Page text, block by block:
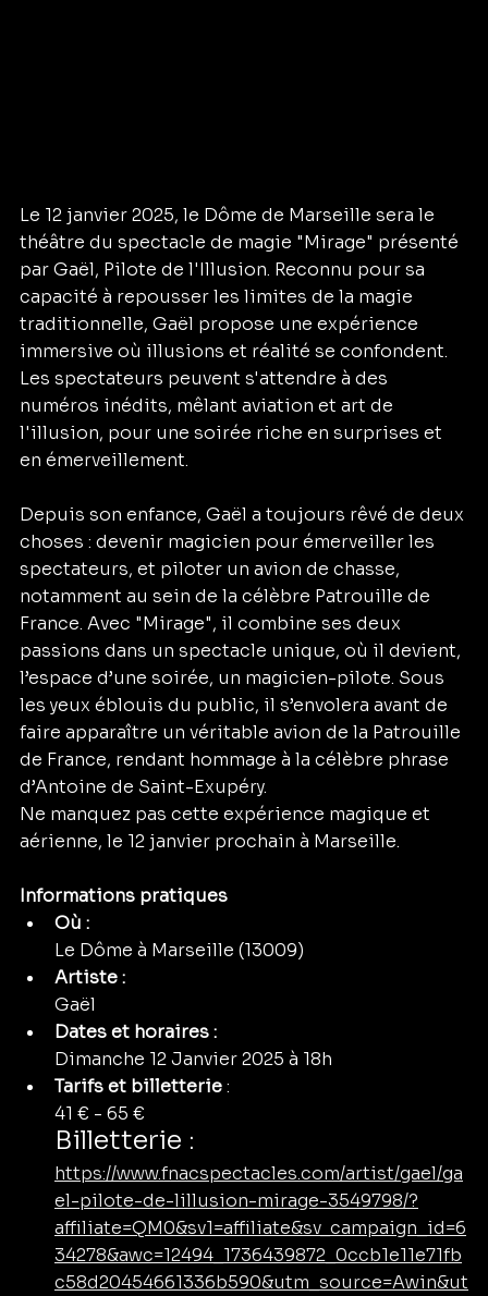
Le 12 janvier 2025, le Dôme de Marseille sera le
théâtre du spectacle de magie "Mirage" présenté
par Gaël, Pilote de l'Illusion. Reconnu pour sa
capacité à repousser les limites de la magie
traditionnelle, Gaël propose une expérience
immersive où illusions et réalité se confondent.
Les spectateurs peuvent s'attendre à des
numéros inédits, mêlant aviation et art de
l'illusion, pour une soirée riche en surprises et
en émerveillement.
Depuis son enfance, Gaël a toujours rêvé de deux
choses : devenir magicien pour émerveiller les
spectateurs, et piloter un avion de chasse,
notamment au sein de la célèbre Patrouille de
France. Avec "Mirage", il combine ses deux
passions dans un spectacle unique, où il devient,
l’espace d’une soirée, un magicien-pilote. Sous
les yeux éblouis du public, il s’envolera avant de
faire apparaître un véritable avion de la Patrouille
de France, rendant hommage à la célèbre phrase
d’Antoine de Saint-Exupéry.
Ne manquez pas cette expérience magique et
aérienne, le 12 janvier prochain à Marseille.
Informations pratiques
Où :
Le Dôme à Marseille (13009)
Artiste :
Gaël
Dates et horaires :
Dimanche 12 Janvier 2025 à 18h
Tarifs et billetterie :
41 € - 65 €
Billetterie :
https://www.fnacspectacles.com/artist/gael/ga
el-pilote-de-lillusion-mirage-3549798/?
affiliate=QM0&sv1=affiliate&sv_campaign_id=6
34278&awc=12494_1736439872_0ccb1e11e71fb
c58d20454661336b590&utm_source=Awin&ut